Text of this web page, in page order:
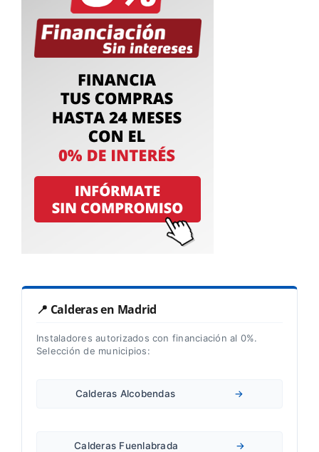
📍 Calderas en Madrid
Instaladores autorizados con financiación al 0%.
Selección de municipios:
Calderas Alcobendas →
Calderas Fuenlabrada →